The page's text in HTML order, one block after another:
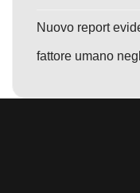
Nuovo report
fattore umano